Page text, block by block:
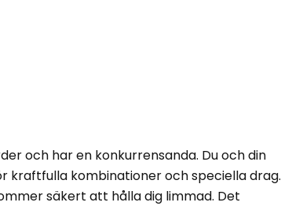
och har en konkurrensanda. Du och din
kraftfulla kombinationer och speciella drag.
säkert att hålla dig limmad. Det